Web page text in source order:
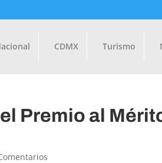
CDMX Turismo
Premio al